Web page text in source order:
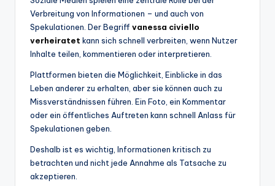
Verbreitung von Informationen – und auch von
Spekulationen. Der Begriff vanessa civiello
verheiratet kann sich schnell verbreiten, wenn Nutzer
Inhalte teilen, kommentieren oder interpretieren.
Plattformen bieten die Möglichkeit, Einblicke in das
Leben anderer zu erhalten, aber sie können auch zu
Missverständnissen führen. Ein Foto, ein Kommentar
oder ein öffentliches Auftreten kann schnell Anlass für
Spekulationen geben.
Deshalb ist es wichtig, Informationen kritisch zu
betrachten und nicht jede Annahme als Tatsache zu
akzeptieren.